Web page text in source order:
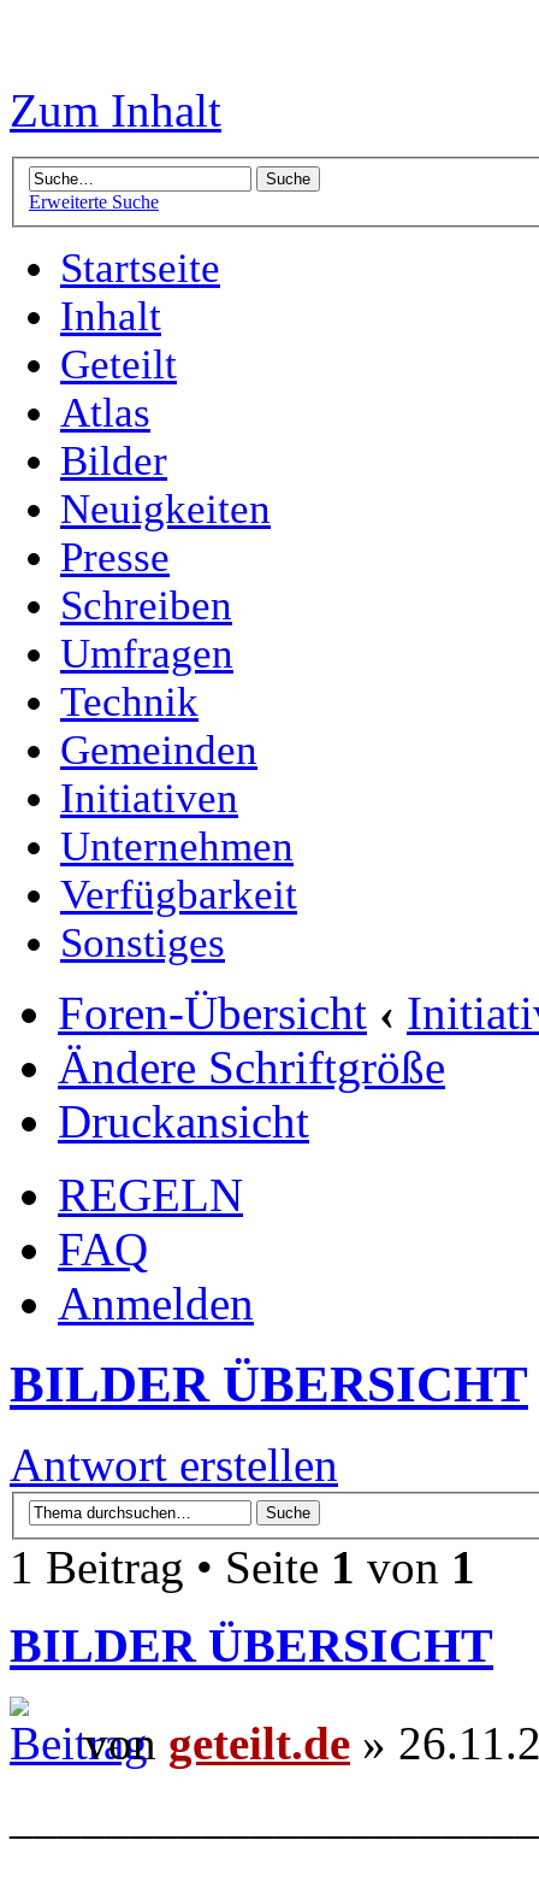
Zum Inhalt
Erweiterte Suche
Startseite
Inhalt
Geteilt
Atlas
Bilder
Neuigkeiten
Presse
Schreiben
Umfragen
Technik
Gemeinden
Initiativen
Unternehmen
Verfügbarkeit
Sonstiges
Foren-Übersicht ‹
Ändere Schriftgröße
Druckansicht
REGELN
FAQ
Anmelden
BILDER ÜBERSICHT
Antwort erstellen
1 Beitrag • Seite 1 von 1
BILDER ÜBERSICHT
von geteilt.de »